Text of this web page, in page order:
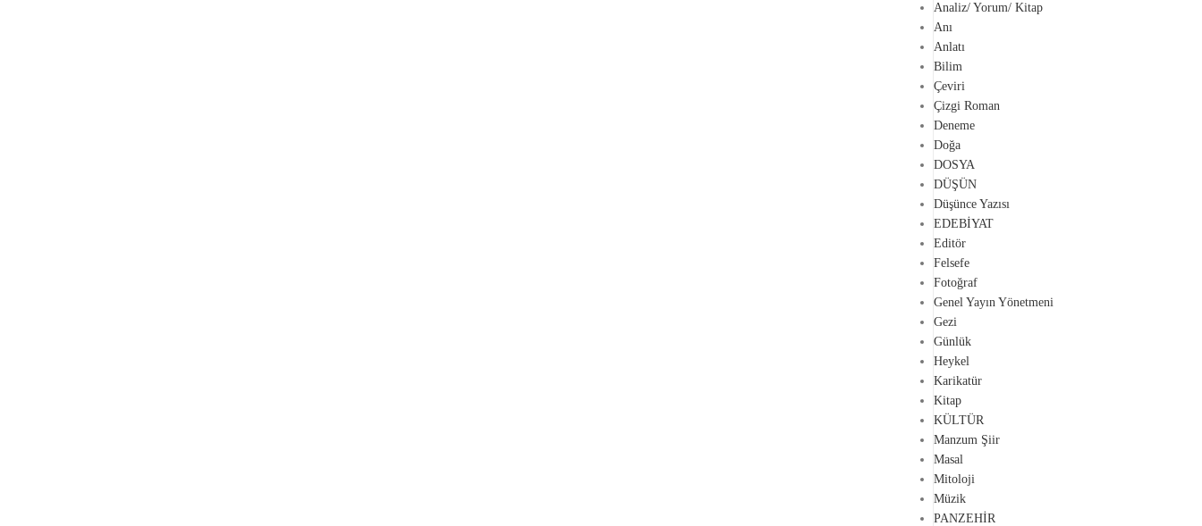
Analiz/ Yorum/ Kitap
Anı
Anlatı
Bilim
Çeviri
Çizgi Roman
Deneme
Doğa
DOSYA
DÜŞÜN
Düşünce Yazısı
EDEBİYAT
Editör
Felsefe
Fotoğraf
Genel Yayın Yönetmeni
Gezi
Günlük
Heykel
Karikatür
Kitap
KÜLTÜR
Manzum Şiir
Masal
Mitoloji
Müzik
PANZEHİR